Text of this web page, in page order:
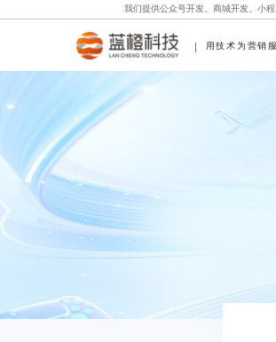
我们提供公众号开发 商城开发 小
用技术为营销